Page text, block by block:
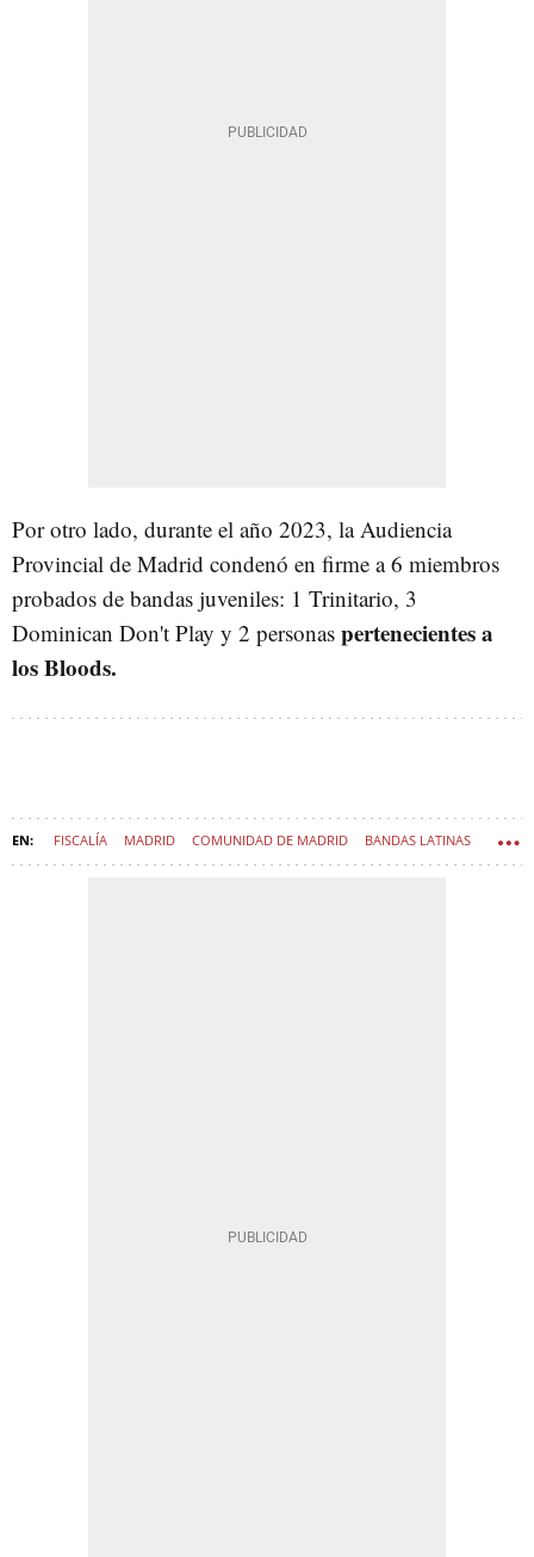
Por otro lado, durante el año 2023, la Audiencia
Provincial de Madrid condenó en firme a 6 miembros
probados de bandas juveniles: 1 Trinitario, 3
Dominican Don't Play y 2 personas pertenecientes a
los Bloods.
FISCALÍA MADRID COMUNIDAD DE MADRID BANDAS LATINAS